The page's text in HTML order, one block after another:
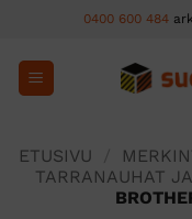
content
0400 600 484
ETUSIVU
TARRANAUHAT